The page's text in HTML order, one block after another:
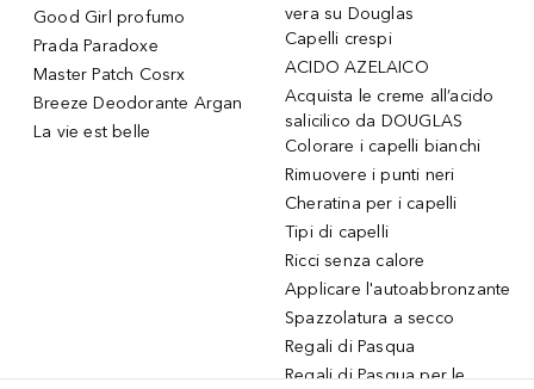
Good Girl profumo
Prada Paradoxe
Master Patch Cosrx
Breeze Deodorante Argan
La vie est belle
vera su Douglas
Capelli crespi
ACIDO AZELAICO
Acquista le creme all’acido
salicilico da DOUGLAS
Colorare i capelli bianchi
Rimuovere i punti neri
Cheratina per i capelli
Tipi di capelli
Ricci senza calore
Applicare l'autoabbronzante
Spazzolatura a secco
Regali di Pasqua
Regali di Pasqua per le